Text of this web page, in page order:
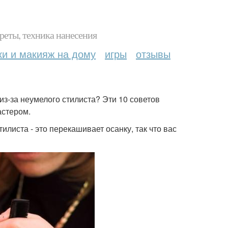
техника нанесения
и макияж на дому игры отзывы
за неумелого стилиста? Эти 10 советов
- это перекашивает осанку, так что вас